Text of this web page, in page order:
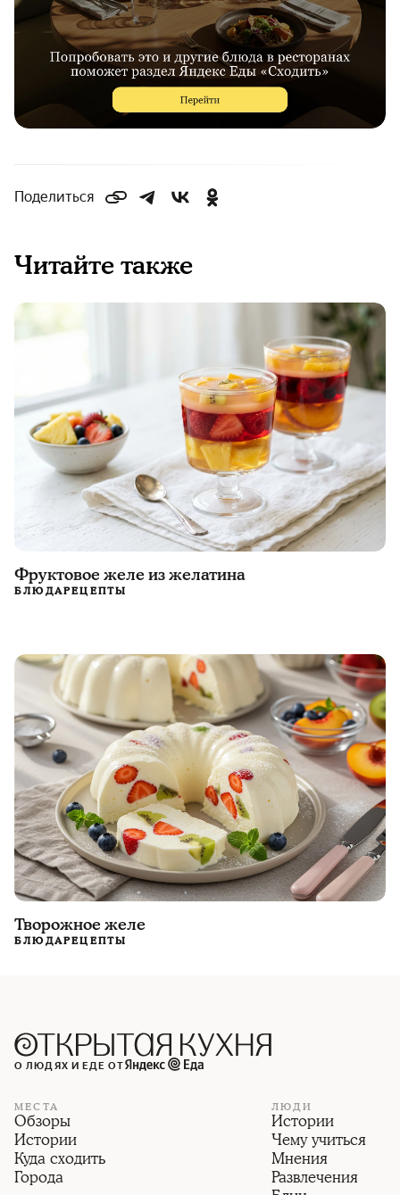
Поделиться
Читайте также
Фруктовое желе из желатина
БЛЮДАРЕЦЕПТЫ
Творожное желе
БЛЮДАРЕЦЕПТЫ
О ЛЮДЯХ И ЕДЕ ОТ
МЕСТА
Обзоры
Истории
Куда сходить
Города
ЛЮДИ
Истории
Чему учиться
Мнения
Развлечения